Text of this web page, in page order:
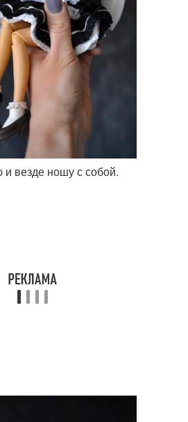
и везде ношу с собой.